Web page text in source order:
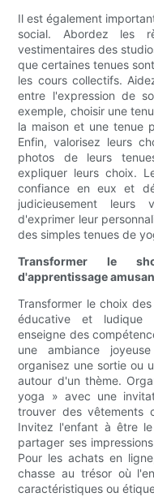
Il est également
social. Abordez les
vestimentaires des
que certaines tenues
les cours collectifs.
entre l'expression de
exemple, choisir une
la maison et une tenue
Enfin, valorisez leurs
photos de leurs
expliquer leurs choix.
confiance en eux et
judicieusement
d'exprimer leur
des simples tenues de
Transformer le
d'apprentissage
Transformer le choix
éducative et ludique
enseigne des
une ambiance
organisez une sortie ou
autour d'un thème.
yoga » avec une
trouver des vêtements
Invitez l'enfant à être
partager ses
Pour les achats en
chasse au trésor où
caractéristiques ou